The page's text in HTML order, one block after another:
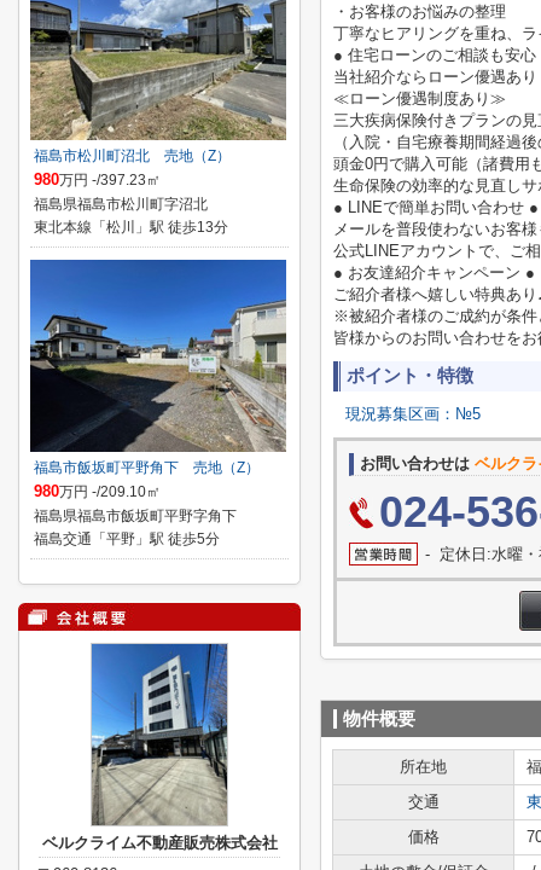
・お客様のお悩みの整理
丁寧なヒアリングを重ね、
● 住宅ローンのご相談も安心
当社紹介ならローン優遇あ
≪ローン優遇制度あり≫
三大疾病保険付きプランの
（入院・自宅療養期間経過
頭金0円で購入可能（諸費用
生命保険の効率的な見直しサ
● LINEで簡単お問い合わせ ●
メールを普段使わないお客
公式LINEアカウントで、ご
● お友達紹介キャンペーン ●
ご紹介者様へ嬉しい特典あり
※被紹介者様のご成約が条件
皆様からのお問い合わせを
ポイント・特徴
現況募集区画：№5
お問い合わせは ベルク
024-
- 定休日:水曜・
物件概要
所在地
交通
価格
福島市松川町沼北 売地（Z）
980万円 -/397.23㎡
福島県福島市松川町字沼北
東北本線「松川」駅 徒歩13分
福島市飯坂町平野角下 売地（Z）
980万円 -/209.10㎡
福島県福島市飯坂町平野字角下
福島交通「平野」駅 徒歩5分
ベルクライム不動産販売株式会社